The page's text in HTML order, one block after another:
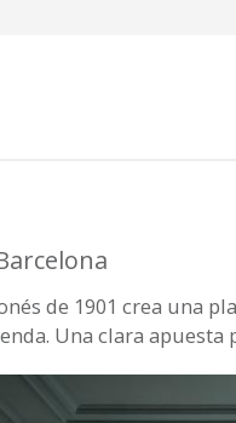
de 1901 crea una
Una clara